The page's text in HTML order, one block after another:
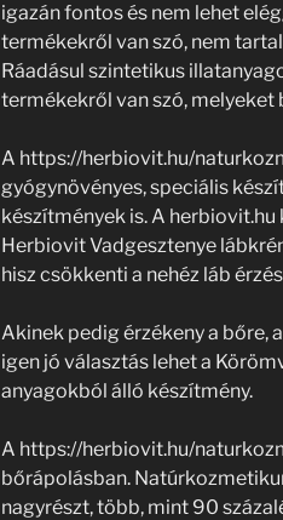
igazán fontos és nem lehet
termékekről van szó, nem
Ráadásul szintetikus
termékekről van szó,
A https://herbiovit.hu/
gyógynövényes, speciális
készítmények is. A
Herbiovit Vadgesztenye
hisz csökkenti a nehéz láb
Akinek pedig érzékeny a bőre,
igen jó választás lehet a
anyagokból álló készítmény.
A https://herbiovit.hu/
bőrápolásban.
nagyrészt, több, mint 90